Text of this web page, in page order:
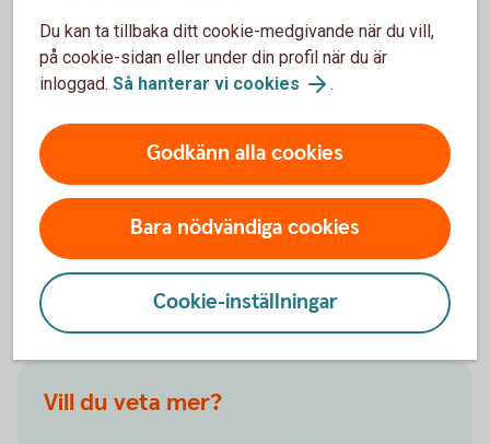
eller har haft en viktig offentlig funktion inom en stat eller i
en internationell organisation. Yrken eller positioner som
innebär politisk utsatthet medför en ökad risk för att
Därför behöver vi veta om den verkliga huvudmannen är en
person i politisk utsatt ställning eller om huvudmannen har
en familjemedlem eller medarbetare som är PEP.
Mer information
Vill du veta mer?
Du kan ta tillbaka ditt cookie-medgivande när du vill,
på cookie-sidan eller under din profil när du är
inloggad. Så hanterar vi cookies .
Godkänn alla cookies
Bara nödvändiga cookies
Cookie-inställningar